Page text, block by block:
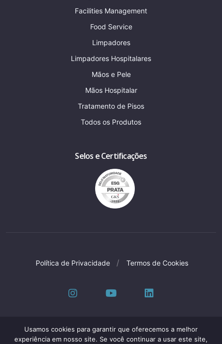
Facilities Management
Food Service
Limpadores
Limpadores Hospitalares
Mãos e Pele
Mãos Hospitalar
Tratamento de Pisos
Todos os Produtos
Selos e Certificações
Política de Privacidade Termos de Cookies
Oleak Industria E Comercio LTDA © Todos os
Usamos cookies para garantir que oferecemos a melhor
experiência em nosso site. Se você continuar a usar este site,